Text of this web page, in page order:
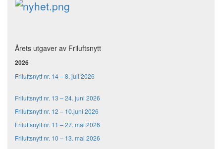
Årets utgaver av Friluftsnytt
2026
Friluftsnytt nr. 14 – 8. juli 2026
Friluftsnytt nr. 13 – 24. juni 2026
Friluftsnytt nr. 12 – 10.juni 2026
Friluftsnytt nr. 11 – 27. mai 2026
Friluftsnytt nr. 10 – 13. mai 2026